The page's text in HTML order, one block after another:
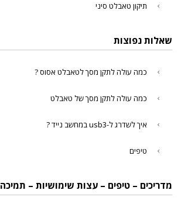
תיקון טאבלט סיני
שאלות נפוצות
כמה עולה לתקן מסך לטאבלט אסוס ?
כמה עולה לתקן מסך של טאבלט
איך לשדרג ל-usb3 במחשב נייד ?
טיפים
מדריכים – טיפים – עצות שימושיות – תמיכה